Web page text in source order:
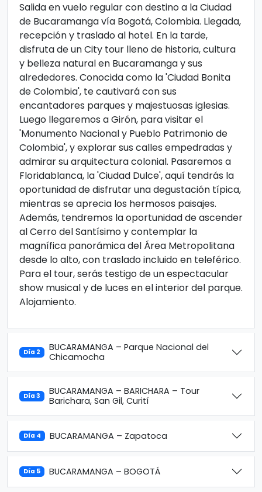
Salida en vuelo regular con destino a la Ciudad
de Bucaramanga vía Bogotá, Colombia. Llegada,
recepción y traslado al hotel. En la tarde,
disfruta de un City tour lleno de historia, cultura
y belleza natural en Bucaramanga y sus
alrededores. Conocida como la 'Ciudad Bonita
de Colombia', te cautivará con sus
encantadores parques y majestuosas iglesias.
Luego llegaremos a Girón, para visitar el
'Monumento Nacional y Pueblo Patrimonio de
Colombia', y explorar sus calles empedradas y
admirar su arquitectura colonial. Pasaremos a
Floridablanca, la 'Ciudad Dulce', aquí tendrás la
oportunidad de disfrutar una degustación típica,
mientras se aprecia los hermosos paisajes.
Además, tendremos la oportunidad de ascender
al Cerro del Santísimo y contemplar la
magnífica panorámica del Área Metropolitana
desde lo alto, con traslado incluido en teleférico.
Para el tour, serás testigo de un espectacular
show musical y de luces en el interior del parque.
Alojamiento.
Día 2
BUCARAMANGA – Parque Nacional del
Chicamocha
Día 3
BUCARAMANGA – BARICHARA – Tour
Barichara, San Gil, Curití
Día 4 BUCARAMANGA – Zapatoca
Día 5 BUCARAMANGA – BOGOTÁ